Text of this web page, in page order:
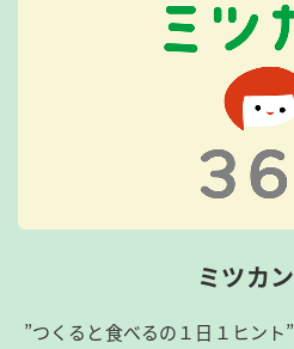
ミツカ
”つくると食べるの１日１ヒン